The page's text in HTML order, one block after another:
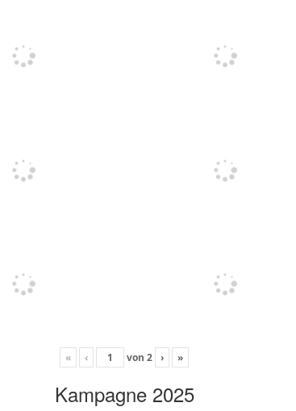
« ‹ von 2 › »
Kampagne 2025